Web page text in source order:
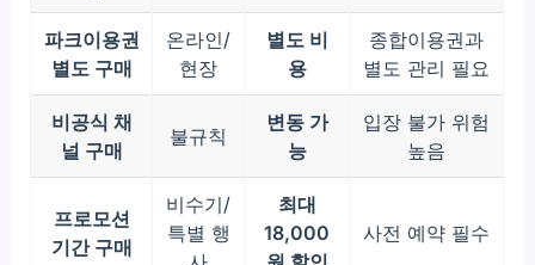
파크이용권
별도 구매
온라인/
현장
별도 비
용
종합이용권과
별도 관리 필요
비공식 채
널 구매
불규칙
변동 가
능
입장 불가 위험
높음
프로모션
기간 구매
비수기/
특별 행
최대
18,000
사전 예약 필수